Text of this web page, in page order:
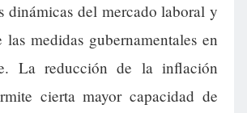
dinámicas del mercado laboral y
medidas gubernamentales en
La reducción de la inflación
cierta mayor capacidad de